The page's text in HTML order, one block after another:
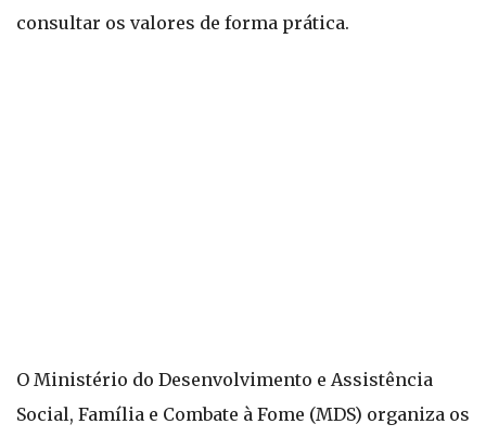
consultar os valores de forma prática.
O Ministério do Desenvolvimento e Assistência
Social, Família e Combate à Fome (MDS) organiza os